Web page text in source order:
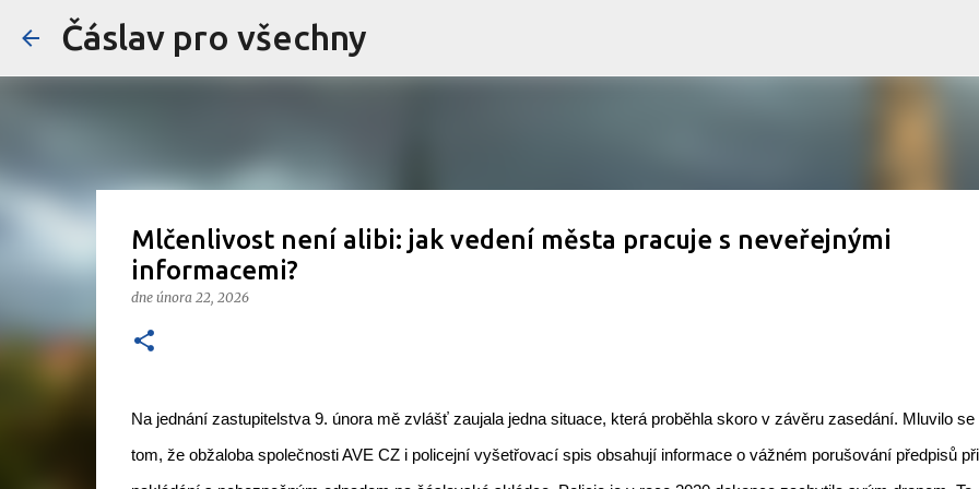
Čáslav pro všechny
Mlčenlivost není alibi: jak vedení města pracuje s neveřejnými
informacemi?
dne února 22, 2026
Na jednání zastupitelstva 9. února mě zvlášť zaujala jedna situace, která proběhla skoro v závěru zasedání. Mluvilo se
tom, že obžaloba společnosti AVE CZ i policejní vyšetřovací spis obsahují informace o vážném porušování předpisů při